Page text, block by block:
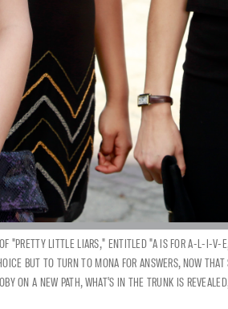
"PRETTY LITTLE LIARS," ENTITLED "A IS FOR A-L-I-
BUT TO TURN TO MONA FOR ANSWERS, NOW
ON A NEW PATH, WHAT'S IN THE TRUNK IS